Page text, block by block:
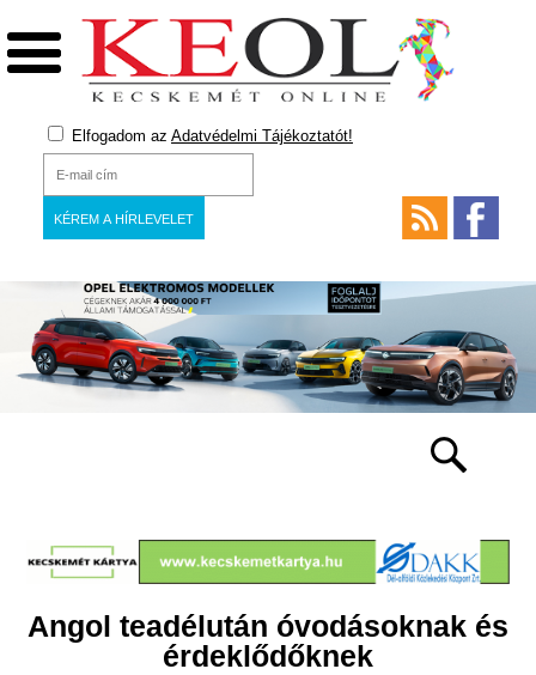
Elfogadom az Adatvédelmi Tájékoztatót!
Angol teadélután óvodásoknak és
érdeklődőknek